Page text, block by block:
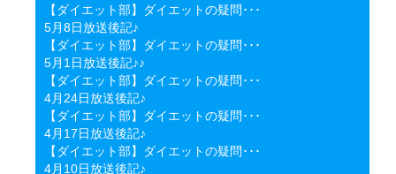
【ダイエット部】ダイエットの疑問･･･
5月8日放送後記♪
【ダイエット部】ダイエットの疑問･･･
5月1日放送後記♪♪
【ダイエット部】ダイエットの疑問･･･
4月24日放送後記♪
【ダイエット部】ダイエットの疑問･･･
4月17日放送後記♪
【ダイエット部】ダイエットの疑問･･･
4月10日放送後記♪